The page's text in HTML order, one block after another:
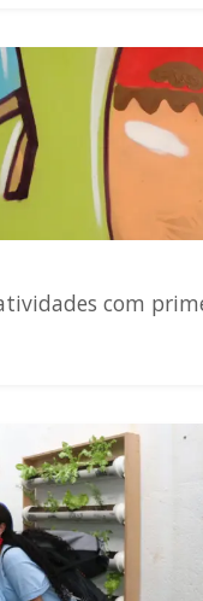
com